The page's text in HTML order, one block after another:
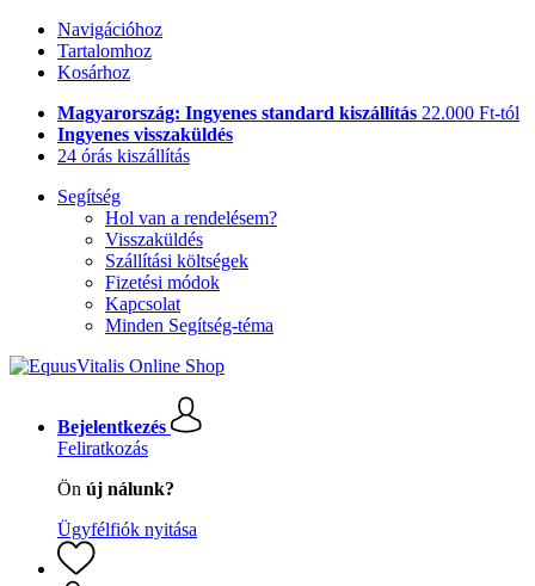
Navigációhoz
Tartalomhoz
Kosárhoz
Magyarország: Ingyenes standard kiszállítás 22.000 Ft-tól
Ingyenes visszaküldés
24 órás kiszállítás
Segítség
Hol van a rendelésem?
Visszaküldés
Szállítási költségek
Fizetési módok
Kapcsolat
Minden Segítség-téma
Bejelentkezés
Feliratkozás
Ön új nálunk?
Ügyfélfiók nyitása